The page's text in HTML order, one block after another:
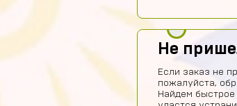
Не
Если заказ не
пожалуйста,
Найдем